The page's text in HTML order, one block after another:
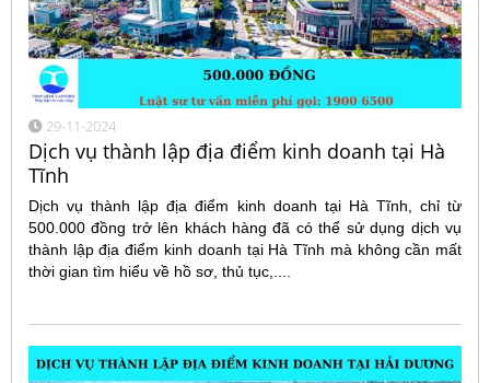
29-11-2024
Dịch vụ thành lập địa điểm kinh doanh tại Hà
Tĩnh
Dịch vụ thành lập địa điểm kinh doanh tại Hà Tĩnh, chỉ từ
500.000 đồng trở lên khách hàng đã có thể sử dụng dịch vụ
thành lập địa điểm kinh doanh tại Hà Tĩnh mà không cần mất
thời gian tìm hiểu về hồ sơ, thủ tục,....